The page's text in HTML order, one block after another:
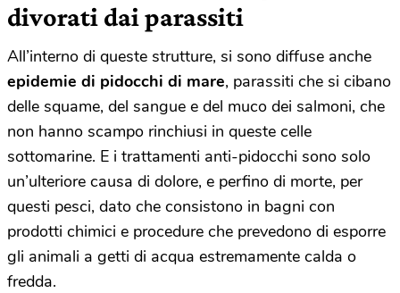
divorati dai parassiti
All’interno di queste strutture, si sono diffuse anche
epidemie di pidocchi di mare, parassiti che si cibano
delle squame, del sangue e del muco dei salmoni, che
non hanno scampo rinchiusi in queste celle
sottomarine. E i trattamenti anti-pidocchi sono solo
un’ulteriore causa di dolore, e perfino di morte, per
questi pesci, dato che consistono in bagni con
prodotti chimici e procedure che prevedono di esporre
gli animali a getti di acqua estremamente calda o
fredda.